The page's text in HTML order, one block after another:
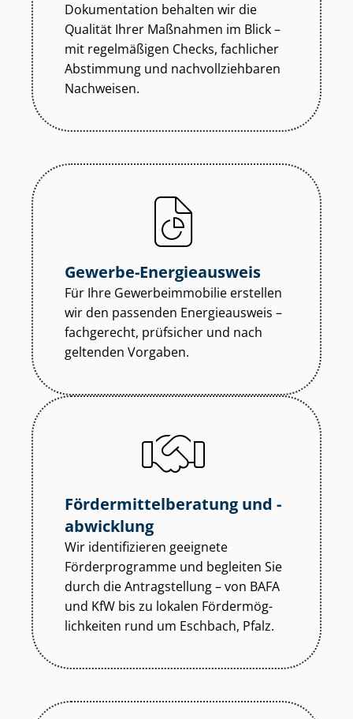
Dokumentation behalten wir die
Qualität Ihrer Maßnahmen im Blick –
mit regelmäßigen Checks, fachlicher
Abstimmung und nach­voll­zieh­ba­ren
Nachweisen.
Gewerbe-Energieausweis
Für Ihre Ge­wer­be­im­mo­bi­lie erstellen
wir den passenden Energieausweis –
fachgerecht, prüfsicher und nach
geltenden Vorgaben.
För­der­mit­tel­be­ra­tung und -
abwicklung
Wir identifizieren geeignete
Förderprogramme und begleiten Sie
durch die Antragstellung – von BAFA
und KfW bis zu lokalen För­der­mög­
lich­kei­ten rund um Eschbach, Pfalz.